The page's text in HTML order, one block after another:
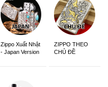
Zippo Xuất Nhật
- Japan Version
ZIPPO THEO
CHỦ ĐỀ